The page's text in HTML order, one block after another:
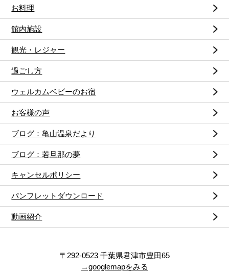
お料理
館内施設
観光・レジャー
過ごし方
ウェルカムベビーのお宿
お客様の声
ブログ：亀山温泉だより
ブログ：若旦那の夢
キャンセルポリシー
パンフレットダウンロード
動画紹介
〒292-0523 千葉県君津市豊田65
→googlemapをみる